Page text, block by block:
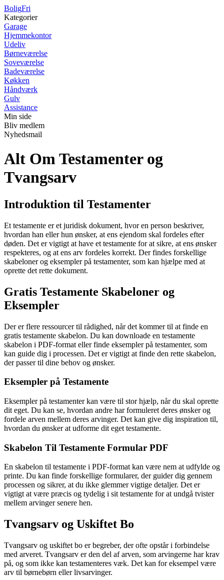
BoligFri
Kategorier
Garage
Hjemmekontor
Udeliv
Børneværelse
Soveværelse
Badeværelse
Køkken
Håndværk
Gulv
Assistance
Min side
Bliv medlem
Nyhedsmail
Alt Om Testamenter og
Tvangsarv
Introduktion til Testamenter
Et testamente er et juridisk dokument, hvor en person beskriver,
hvordan han eller hun ønsker, at ens ejendom skal fordeles efter
døden. Det er vigtigt at have et testamente for at sikre, at ens ønsker
respekteres, og at ens arv fordeles korrekt. Der findes forskellige
skabeloner og eksempler på testamenter, som kan hjælpe med at
oprette det rette dokument.
Gratis Testamente Skabeloner og
Eksempler
Der er flere ressourcer til rådighed, når det kommer til at finde en
gratis testamente skabelon. Du kan downloade en testamente
skabelon i PDF-format eller finde eksempler på testamenter, som
kan guide dig i processen. Det er vigtigt at finde den rette skabelon,
der passer til dine behov og ønsker.
Eksempler på Testamente
Eksempler på testamenter kan være til stor hjælp, når du skal oprette
dit eget. Du kan se, hvordan andre har formuleret deres ønsker og
fordele arven mellem deres arvinger. Det kan give dig inspiration til,
hvordan du ønsker at udforme dit eget testamente.
Skabelon Til Testamente Formular PDF
En skabelon til testamente i PDF-format kan være nem at udfylde og
printe. Du kan finde forskellige formularer, der guider dig gennem
processen og sikrer, at du ikke glemmer vigtige detaljer. Det er
vigtigt at være præcis og tydelig i sit testamente for at undgå tvister
mellem arvinger senere hen.
Tvangsarv og Uskiftet Bo
Tvangsarv og uskiftet bo er begreber, der ofte opstår i forbindelse
med arveret. Tvangsarv er den del af arven, som arvingerne har krav
på, og som ikke kan testamenteres væk. Det kan for eksempel være
arv til børnebørn eller livsarvinger.